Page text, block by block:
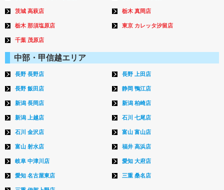
茨城 高萩店 栃木 真岡店
栃木 那須塩原店 東京 カレッタ汐留店
千葉 茂原店
中部・甲信越エリア
長野 長野店 長野 上田店
長野 飯田店 静岡 鴨江店
新潟 長岡店 新潟 柏崎店
新潟 上越店 石川 七尾店
石川 金沢店 富山 富山店
富山 射水店 福井 高浜店
岐阜 中津川店 愛知 大府店
愛知 名古屋東店 三重 桑名店